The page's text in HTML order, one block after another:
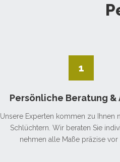
1
Persönliche Beratung &
Unsere Experten kommen zu Ihnen
Schlüchtern. Wir beraten Sie
nehmen alle Maße präzise vor